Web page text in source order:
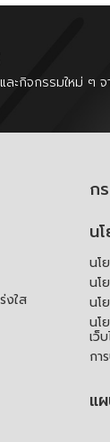
ละกิจกรรมใหม่ ๆ
งใส
ก
น
นโ
นโ
นโ
นโ
เว็
กา
แ